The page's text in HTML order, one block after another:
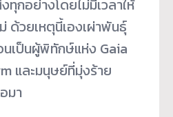
กอย่างโดยไม่มีเวลาให้
ด้วยเหตุนี้เองเผ่าพันธุ์
นเป็นผู้พิทักษ์แห่ง Gaia
และมนุษย์ที่มุ่งร้าย
มา